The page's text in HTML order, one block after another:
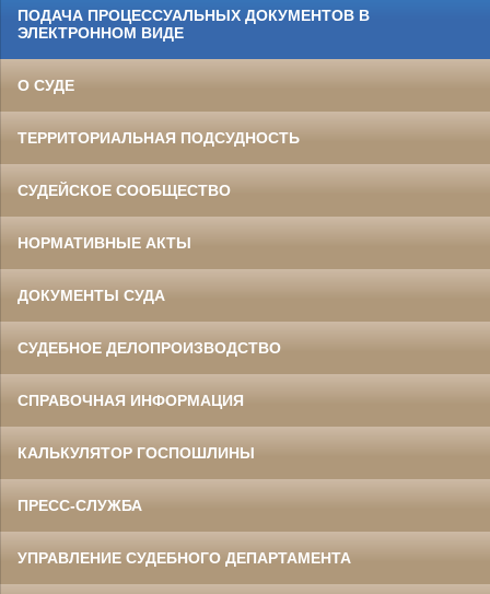
ПОДАЧА ПРОЦЕССУАЛЬНЫХ ДОКУМЕНТОВ В
ЭЛЕКТРОННОМ ВИДЕ
О СУДЕ
ТЕРРИТОРИАЛЬНАЯ ПОДСУДНОСТЬ
СУДЕЙСКОЕ СООБЩЕСТВО
НОРМАТИВНЫЕ АКТЫ
ДОКУМЕНТЫ СУДА
СУДЕБНОЕ ДЕЛОПРОИЗВОДСТВО
СПРАВОЧНАЯ ИНФОРМАЦИЯ
КАЛЬКУЛЯТОР ГОСПОШЛИНЫ
ПРЕСС-СЛУЖБА
УПРАВЛЕНИЕ СУДЕБНОГО ДЕПАРТАМЕНТА